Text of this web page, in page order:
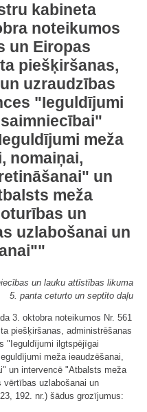
kabineta
noteikumos
un Eiropas
piešķiršanas,
uzraudzības
"Ieguldījumi
meža
nomaiņai,
un
meža
un
uzlabošanai un
un lauku attīstības likuma
5. panta ceturto un septīto daļu
3. oktobra noteikumos Nr. 561
piešķiršanas, administrēšanas
"Ieguldījumi ilgtspējīgai
meža ieaudzēšanai,
un intervencē "Atbalsts meža
uzlabošanai un
192. nr.) šādus grozījumus: